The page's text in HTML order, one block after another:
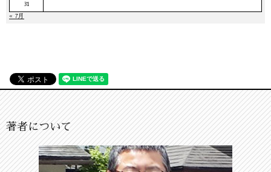
31
« 7月
著者について